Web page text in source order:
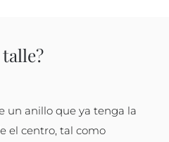
un anillo que ya tenga la
el centro, tal como